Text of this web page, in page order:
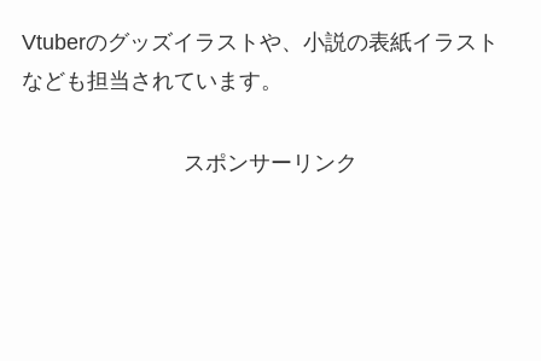
Vtuberのグッズイラストや、小説の表紙イラスト
なども担当されています。
スポンサーリンク